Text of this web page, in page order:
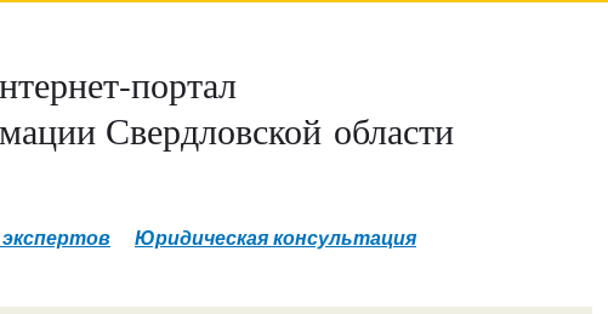
портал
Свердловской области
Юридическая консультация